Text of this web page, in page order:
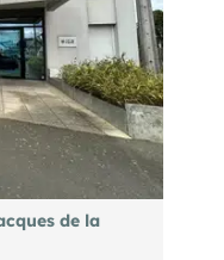
de la